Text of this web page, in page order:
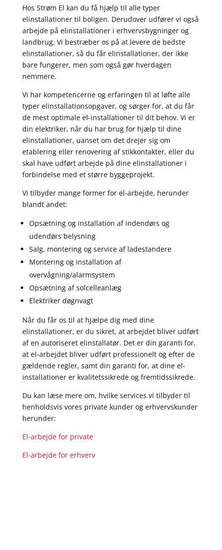
Hos Strøm El kan du få hjælp til alle typer
elinstallationer til boligen. Derudover udfører vi også
arbejde på elinstallationer i erhvervsbygninger og
landbrug. Vi bestræber os på at levere de bedste
elinstallationer, så du får elinstallationer, der ikke
bare fungerer, men som også gør hverdagen
nemmere.
Vi har kompetencerne og erfaringen til at løfte alle
typer elinstallationsopgaver, og sørger for, at du får
de mest optimale el-installationer til dit behov. Vi er
din elektriker, når du har brug for hjælp til dine
elinstallationer, uanset om det drejer sig om
etablering eller renovering af stikkontakter, eller du
skal have udført arbejde på dine elinstallationer i
forbindelse med et større byggeprojekt.
Vi tilbyder mange former for el-arbejde, herunder
blandt andet:
Opsætning og installation af indendørs og
udendørs belysning
Salg, montering og service af ladestandere
Montering og installation af
overvågning/alarmsystem
Opsætning af solcelleanlæg
Elektriker døgnvagt
Når du får os til at hjælpe dig med dine
elinstallationer, er du sikret, at arbejdet bliver udført
af en autoriseret elinstallatør. Det er din garanti for,
at el-arbejdet bliver udført professionelt og efter de
gældende regler, samt din garanti for, at dine el-
installationer er kvalitetssikrede og fremtidssikrede.
Du kan læse mere om, hvilke services vi tilbyder til
henholdsvis vores private kunder og erhvervskunder
herunder:
El-arbejde for private
El-arbejde for erhverv